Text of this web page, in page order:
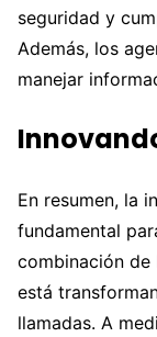
seguridad y
Además, los
manejar
En resumen, la
fundamental
combinación de
está
llamadas. A